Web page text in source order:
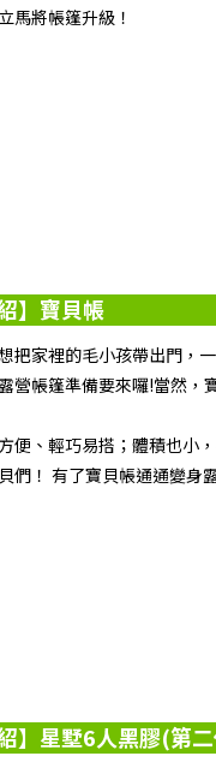
馬將帳篷升級！
】寶貝帳
把家裡的毛小孩帶出門，
營帳篷準備要來囉!當然，
便、輕巧易搭；體積也小
們！ 有了寶貝帳通通變身
】星墅6人黑膠(第